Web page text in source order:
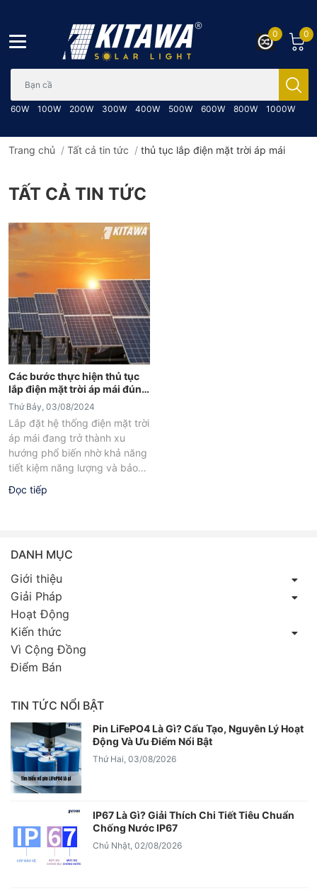
60W 100W 200W 300W 400W 500W 600W 800W 1000W
0
0
Trang chủ / Tất cả tin tức / thủ tục lắp điện mặt trời áp mái
TẤT CẢ TIN TỨC
Các bước thực hiện thủ tục
lắp điện mặt trời áp mái đúng
quy định
Thứ Bảy, 03/08/2024
Lắp đặt hệ thống điện mặt trời
áp mái đang trở thành xu
hướng phổ biến nhờ khả năng
tiết kiệm năng lượng và bảo
Đọc tiếp
DANH MỤC
Giới thiệu
Giải Pháp
Hoạt Động
Kiến thức
Vì Cộng Đồng
Điểm Bán
TIN TỨC NỔI BẬT
Pin LiFePO4 Là Gì? Cấu Tạo, Nguyên Lý Hoạt
Động Và Ưu Điểm Nổi Bật
Thứ Hai, 03/08/2026
IP67 Là Gì? Giải Thích Chi Tiết Tiêu Chuẩn
Chống Nước IP67
Chủ Nhật, 02/08/2026